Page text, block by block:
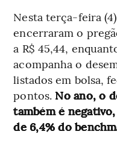
Nesta terça-feira
encerraram o
a R$ 45,44,
acompanha o
listados em bolsa,
pontos. No ano, o
também é
de 6,4% do